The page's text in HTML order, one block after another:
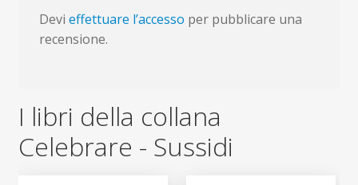
Devi effettuare l’accesso per pubblicare una
recensione.
I libri della collana
Celebrare - Sussidi